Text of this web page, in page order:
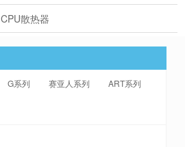
CPU散热器
G系列 赛亚人系列 ART系列